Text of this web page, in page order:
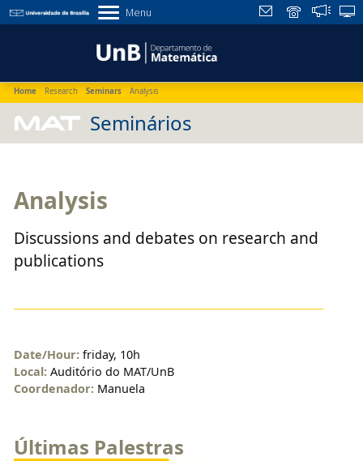
Menu
Home Research Seminars Analysis
MAT Seminários
Analysis
Discussions and debates on research and
publications
Date/Hour: friday, 10h
Local: Auditório do MAT/UnB
Coordenador: Manuela
Últimas Palestras